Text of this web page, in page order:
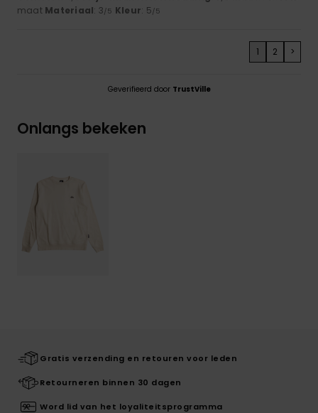
maat Materiaal: 3/5 Kleur: 5/5
1 2 >
Geverifieerd door TrustVille
Onlangs bekeken
Gratis verzending en retouren voor leden
Retourneren binnen 30 dagen
Word lid van het loyaliteitsprogramma